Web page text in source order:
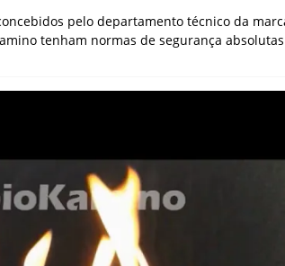
pelo departamento técnico da
tenham normas de segurança